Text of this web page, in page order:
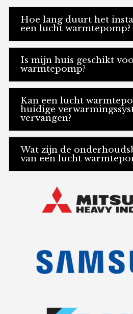
Hoe lang duurt het
een lucht warmtepomp?
Is mijn huis geschikt
warmtepomp?
Kan een lucht
huidige
vervangen?
Wat zijn de
van een lucht